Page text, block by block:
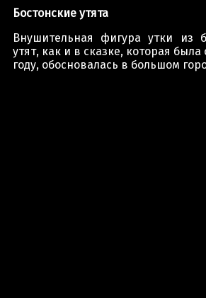
Бостонские утята
Внушительная фигура утки из
утят, как и в сказке, которая была
году, обосновалась в большом